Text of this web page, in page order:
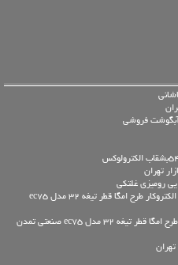
آبگوشت فروشی
تهران
رومیزی غلتکی
چرخ گوشت الکتروکار طرح امگا قطر تیغه 32 مدل ec75
چرخ گوشت الکتروکار طرح امگا قطر تیغه 32 مدل ec75 صنعتی تمدن